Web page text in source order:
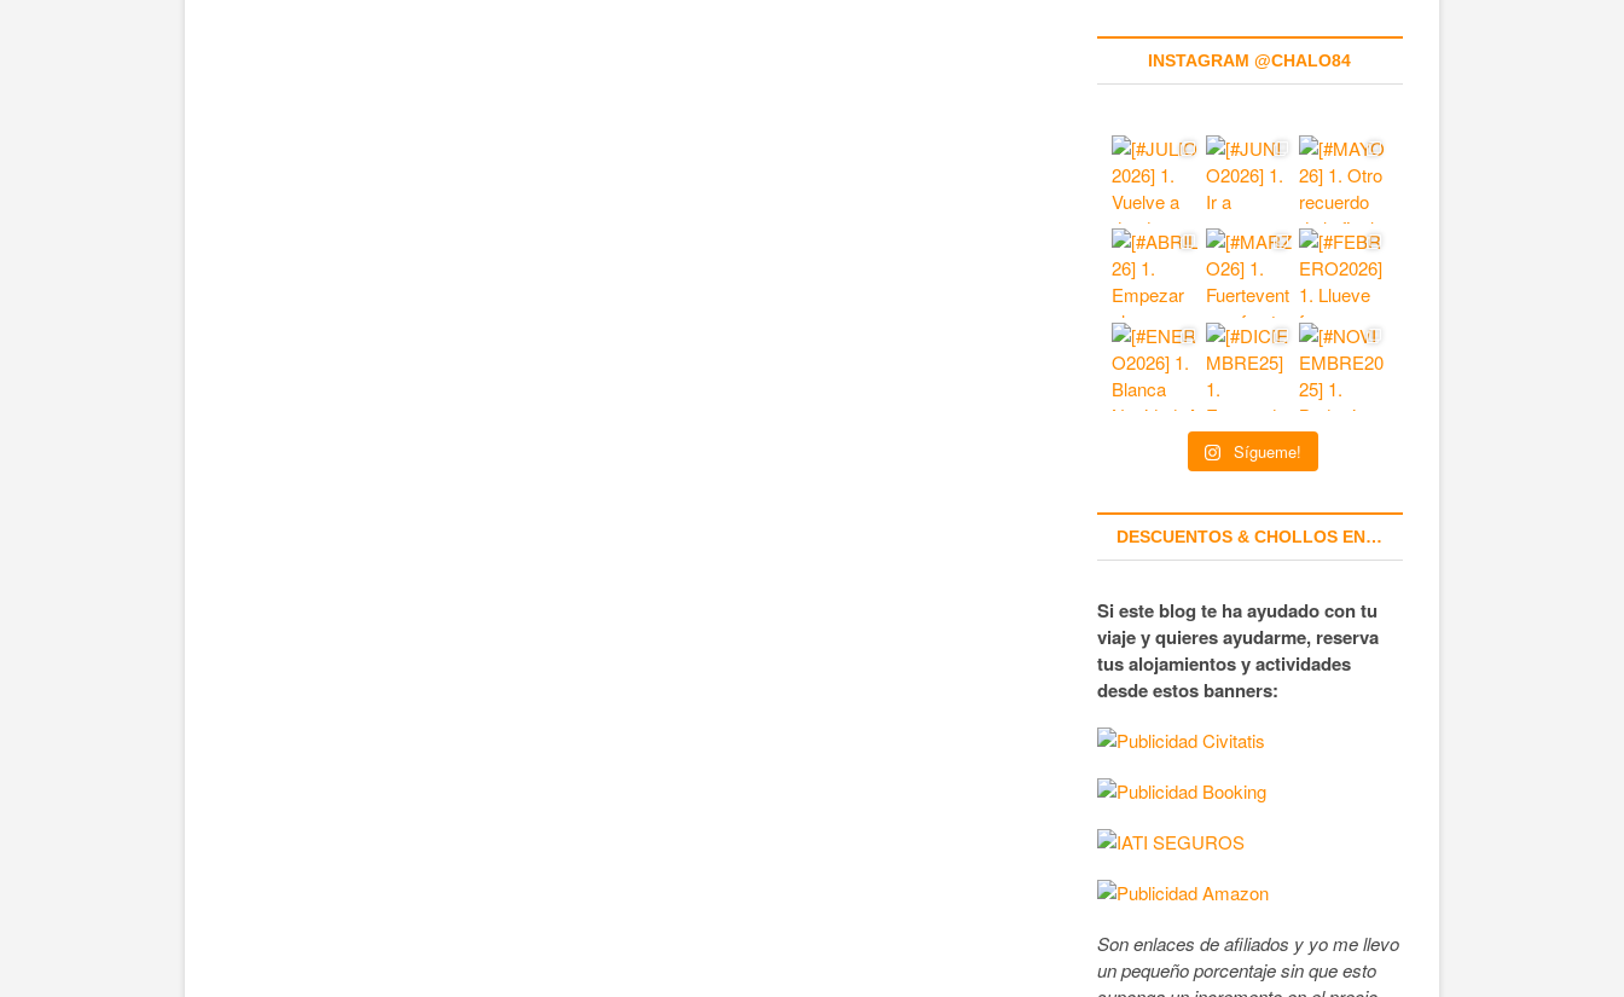
INSTAGRAM @CHALO84
Sígueme!
DESCUENTOS & CHOLLOS EN…
Si este blog te ha ayudado con tu
viaje y quieres ayudarme, reserva
tus alojamientos y actividades
desde estos banners:
Son enlaces de afiliados y yo me llevo
un pequeño porcentaje sin que esto